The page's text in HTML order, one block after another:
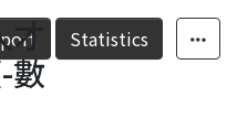
Statistics
才
數